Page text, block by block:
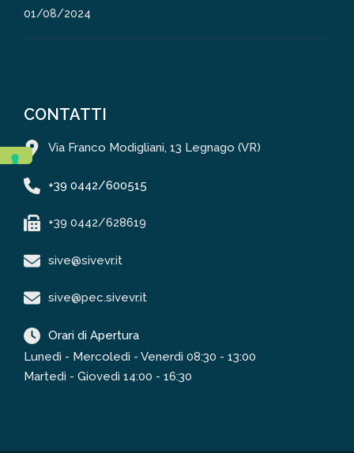
01/08/2024
CONTATTI
Via Franco Modigliani, 13 Legnago (VR)
+39 0442/600515
+39 0442/628619
sive@sivevr.it
sive@pec.sivevr.it
Orari di Apertura
Lunedì - Mercoledì - Venerdì 08:30 - 13:00
Martedì - Giovedì 14:00 - 16:30